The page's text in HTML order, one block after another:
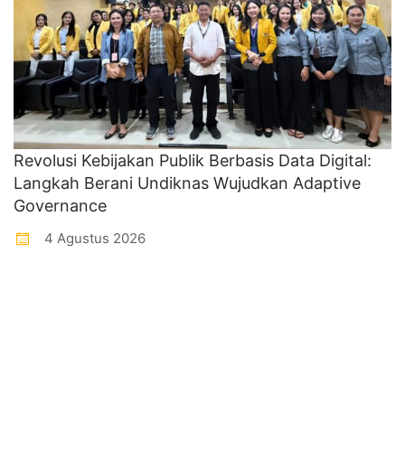
Revolusi Kebijakan Publik Berbasis Data Digital:
Langkah Berani Undiknas Wujudkan Adaptive
Governance
4 Agustus 2026